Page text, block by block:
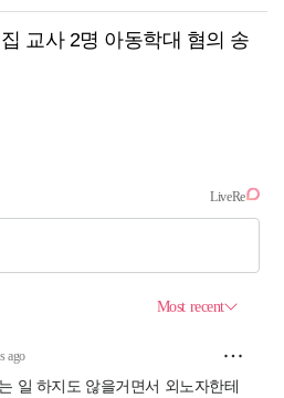
교사 2명 아동학대 혐의 송